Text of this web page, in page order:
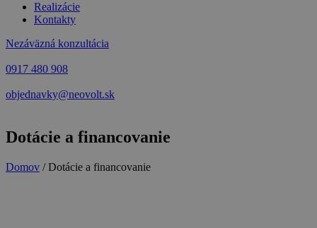
Realizácie
Kontakty
Nezáväzná konzultácia
0917 480 908
objednavky@neovolt.sk
Dotácie a financovanie
Domov /Dotácie a financovanie